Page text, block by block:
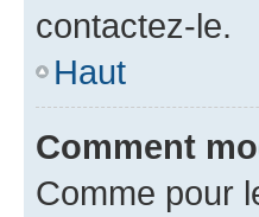
contactez-le.
Haut
Comment
Comme pour